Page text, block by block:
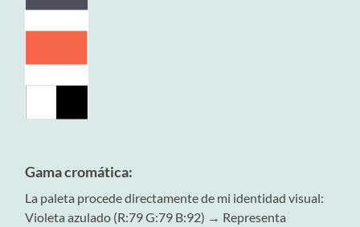
Gama cromática:
La paleta procede directamente de mi identidad visual:
Violeta azulado (R:79 G:79 B:92) → Representa